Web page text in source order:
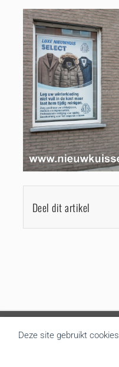
Deze site gebruikt
Deel dit artikel